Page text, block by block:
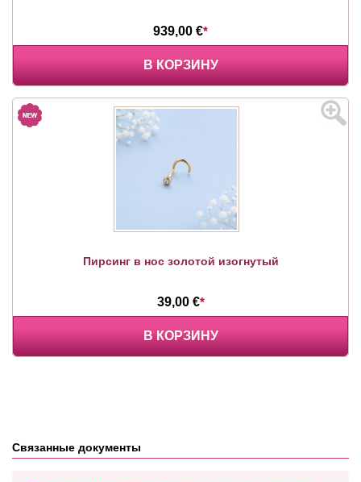
939,00 €*
В КОРЗИНУ
Пирсинг в нос золотой изогнутый
39,00 €*
В КОРЗИНУ
Связанные документы